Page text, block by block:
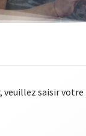
saisir votre